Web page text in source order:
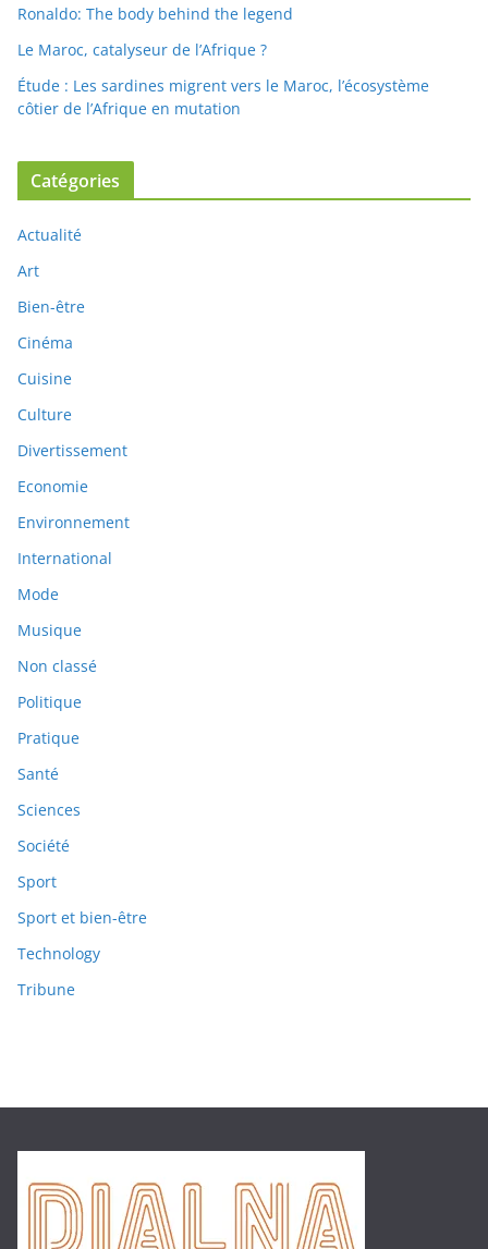
Ronaldo: The body behind the legend
Le Maroc, catalyseur de l’Afrique ?
Étude : Les sardines migrent vers le Maroc, l’écosystème
côtier de l’Afrique en mutation
Catégories
Actualité
Art
Bien-être
Cinéma
Cuisine
Culture
Divertissement
Economie
Environnement
International
Mode
Musique
Non classé
Politique
Pratique
Santé
Sciences
Société
Sport
Sport et bien-être
Technology
Tribune